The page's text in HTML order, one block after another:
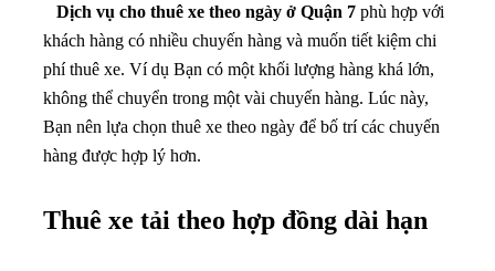
Dịch vụ cho thuê xe theo ngày ở Quận 7 phù hợp với
khách hàng có nhiều chuyến hàng và muốn tiết kiệm chi
phí thuê xe. Ví dụ Bạn có một khối lượng hàng khá lớn,
không thể chuyển trong một vài chuyến hàng. Lúc này,
Bạn nên lựa chọn thuê xe theo ngày để bố trí các chuyến
hàng được hợp lý hơn.
Thuê xe tải theo hợp đồng dài hạn